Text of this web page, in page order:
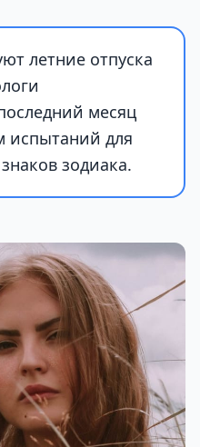
летние отпуска
месяц
испытаний для
зодиака.